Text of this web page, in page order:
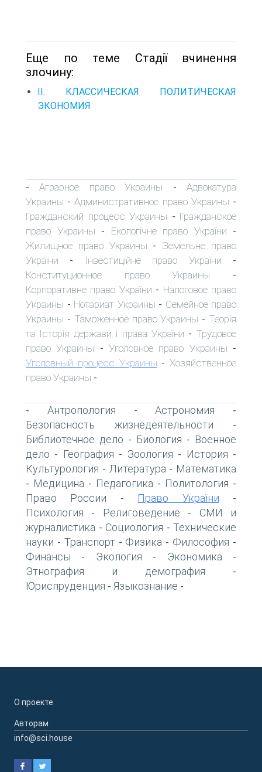
Еще по теме Стадії вчинення
злочину:
II. КЛАССИЧЕСКАЯ ПОЛИТИЧЕСКАЯ
ЭКОНОМИЯ
-Аграрное право Украины -Адвокатура
Украины -Административное право Украины -
Гражданский процесс Украины - Гражданское
право Украины - Екологічне право України -
Жилищное право Украины - Земельне право
України - Інвестиційне право України -
Конституционное право Украины -
Корпоративне право України - Налоговое право
Украины - Нотариат Украины - Семейное право
Украины - Таможенное право Украины - Теорія
та Історія держави і права України - Трудовое
право Украины -Уголовное право Украины -
Уголовный процесс Украины - Хозяйственное
право Украины -
- Антропология -Астрономия -
Безопасность жизнедеятельности -
Библиотечное дело - Биология - Военное
дело - География - Зоология - История -
Культурология - Литература - Математика
- Медицина - Педагогика - Политология -
Право России - Право України -
Психология - Религоведение - СМИ и
журналистика - Социология - Технические
науки - Транспорт- Физика - Философия -
Финансы - Экология - Экономика -
Этнография и демография -
Юриспруденция - Языкознание -
О проекте
Авторам
info@sci.house